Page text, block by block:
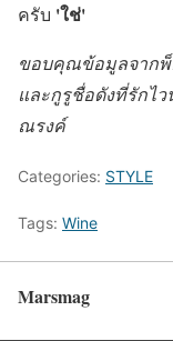
ครับ 'ใช่'
ขอบคุณข้อมูลจากพ็
และกูรูชื่อดังที่รักไว
ณรงค์
Categories: STYLE
Tags: Wine
Marsmag